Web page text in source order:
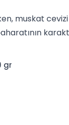
muskat
gr